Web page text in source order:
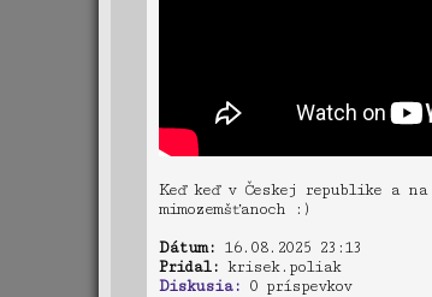
Keď keď v Českej republike a
mimozemšťanoch :)
Dátum: 16.08.2025 23:13
Pridal: krisek.poliak
Diskusia: 0 príspevkov